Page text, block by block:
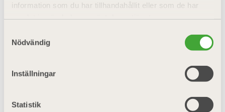
information som du har tillhandahållit eller som de har
Nödvändig
Inställningar
Statistik